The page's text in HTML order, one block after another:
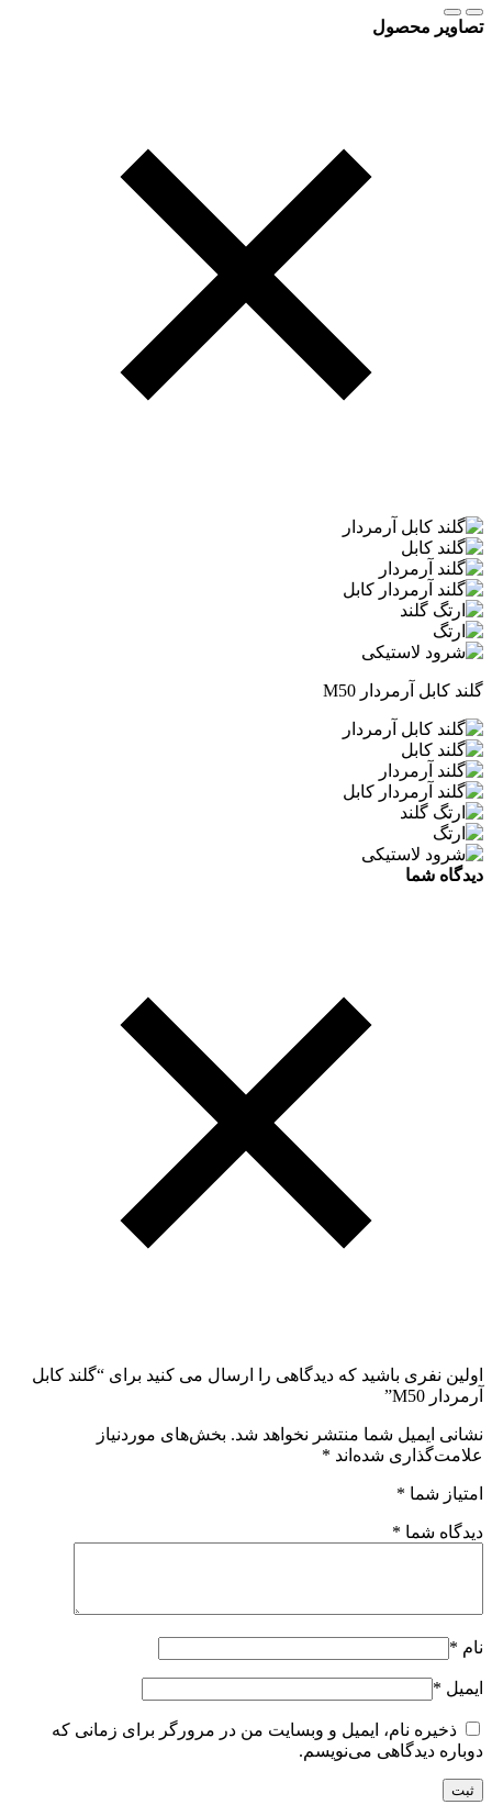
تصاویر محصول
گلند کابل آرمردار M50
دیدگاه شما
اولین نفری باشید که دیدگاهی را ارسال می کنید برای “گلند کابل
آرمردار M50”
نشانی ایمیل شما منتشر نخواهد شد. بخش‌های موردنیاز
علامت‌گذاری شده‌اند *
امتیاز شما *
دیدگاه شما *
نام *
ایمیل *
ذخیره نام، ایمیل و وبسایت من در مرورگر برای زمانی که
دوباره دیدگاهی می‌نویسم.